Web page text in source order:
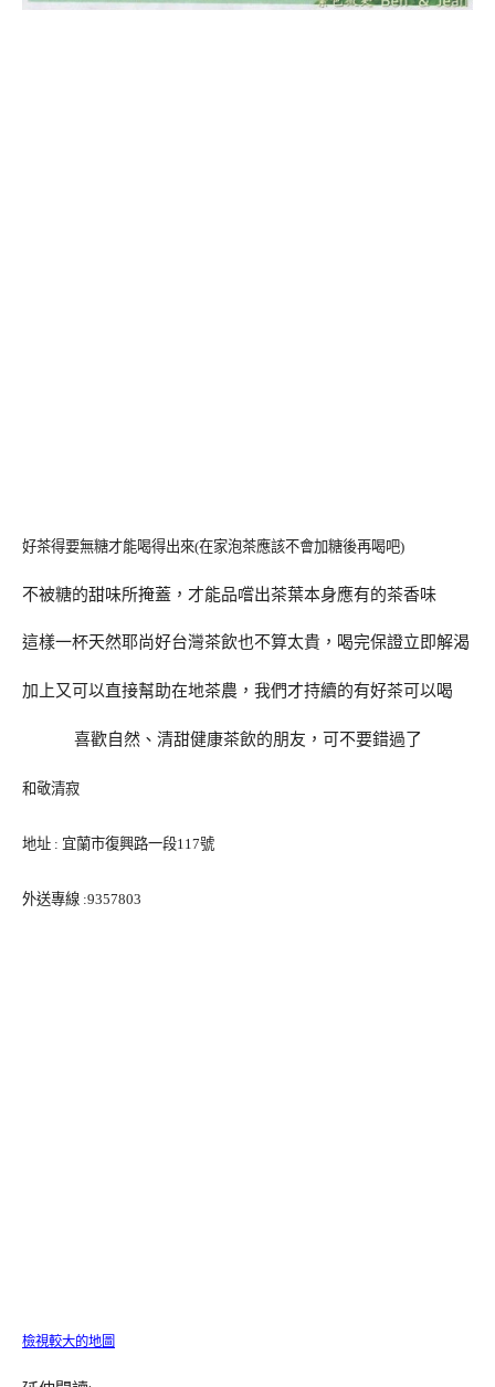
好茶得要無糖才能喝得出來(在家泡茶應該不會加糖後再喝吧)
不被糖的甜味所掩蓋，才能品嚐出茶葉本身應有的茶香味
這樣一杯天然耶尚好台灣茶飲也不算太貴，喝完保證立即解渴
加上又可以直接幫助在地茶農，我們才持續的有好茶可以喝
喜歡自然、清甜健康茶飲的朋友，可不要錯過了
和敬清寂
地址 : 宜蘭市復興路一段117號
外送專線 :9357803
檢視較大的地圖